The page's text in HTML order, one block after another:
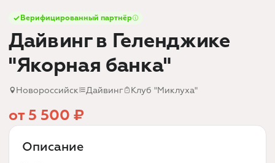
Верифицированный партнёр
Дайвинг в Геленджике
"Якорная банка"
Новороссийск Дайвинг Клуб "Миклуха"
от 5 500 ₽
Описание